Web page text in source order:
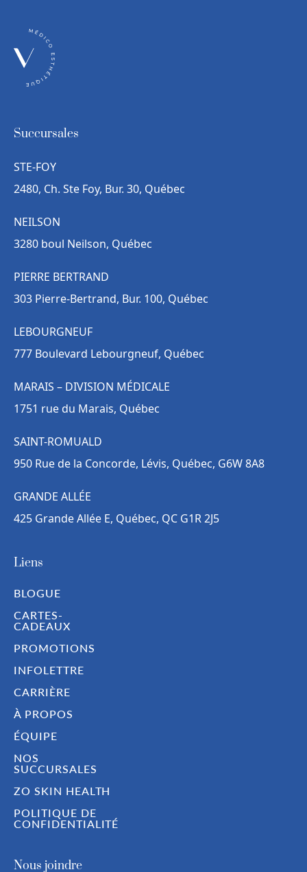
Succursales
STE-FOY
2480, Ch. Ste Foy, Bur. 30, Québec
NEILSON
3280 boul Neilson, Québec
PIERRE BERTRAND
303 Pierre-Bertrand, Bur. 100, Québec
LEBOURGNEUF
777 Boulevard Lebourgneuf, Québec
MARAIS – DIVISION MÉDICALE
1751 rue du Marais, Québec
SAINT-ROMUALD
950 Rue de la Concorde, Lévis, Québec, G6W 8A8
GRANDE ALLÉE
425 Grande Allée E, Québec, QC G1R 2J5
Liens
BLOGUE
CARTES-
CADEAUX
PROMOTIONS
INFOLETTRE
CARRIÈRE
À PROPOS
ÉQUIPE
NOS
SUCCURSALES
ZO SKIN HEALTH
POLITIQUE DE
CONFIDENTIALITÉ
Nous joindre